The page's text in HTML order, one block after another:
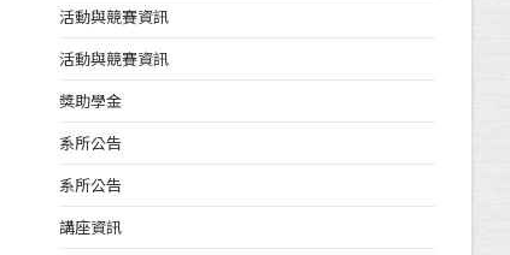
活動與競賽資訊
活動與競賽資訊
獎助學金
系所公告
系所公告
講座資訊